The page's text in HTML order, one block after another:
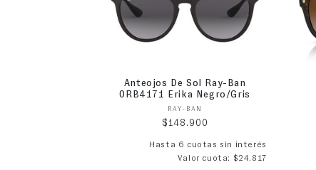
Anteojos De Sol Ray-Ban
0RB4171 Erika Negro/Gris
Proveedor:
RAY-BAN
Precio habitual
$148.900
Hasta 6 cuotas sin interés
Valor cuota: $24.817